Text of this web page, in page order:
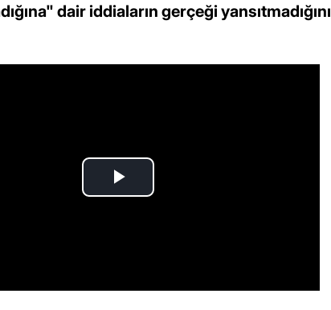
dair iddiaların gerçeği yansıtmadığını